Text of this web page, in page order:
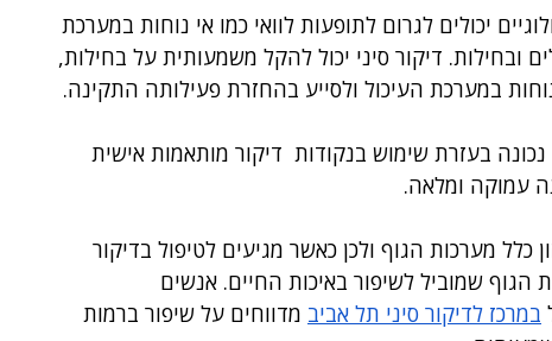
יכולים לגרום לתופעות לוואי כמו אי נוחות במערכת
ובחילות. דיקור סיני יכול להקל משמעותית על בחילות,
במערכת העיכול ולסייע בהחזרת פעילותה התקינה.
בעזרת שימוש בנקודות  דיקור מותאמות אישית
עמוקה ומלאה.
כלל מערכות הגוף ולכן כאשר מגיעים לטיפול בדיקור
הגוף שמוביל לשיפור באיכות החיים. אנשים
במרכז לדיקור סיני תל אביב מדווחים על שיפור ברמות